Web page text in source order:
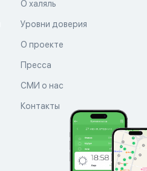
О халяль
Уровни доверия
О проекте
Пресса
СМИ о нас
Контакты